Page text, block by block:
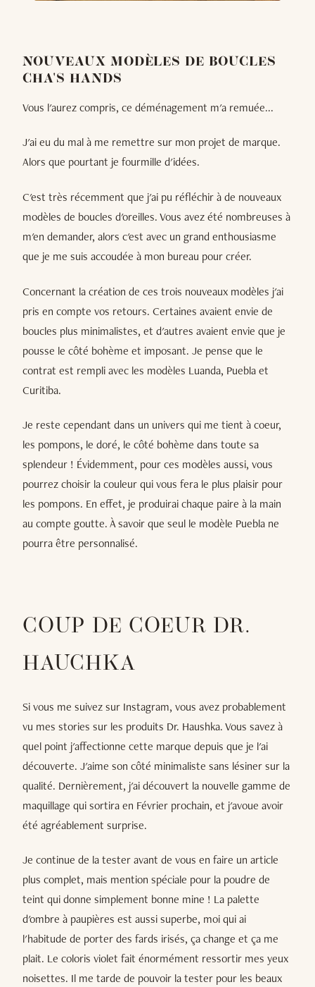
NOUVEAUX MODÈLES DE BOUCLES
CHA'S HANDS
Vous l'aurez compris, ce déménagement m'a remuée...
J'ai eu du mal à me remettre sur mon projet de marque.
Alors que pourtant je fourmille d'idées.
C'est très récemment que j'ai pu réfléchir à de nouveaux
modèles de boucles d'oreilles. Vous avez été nombreuses à
m'en demander, alors c'est avec un grand enthousiasme
que je me suis accoudée à mon bureau pour créer.
Concernant la création de ces trois nouveaux modèles j'ai
pris en compte vos retours. Certaines avaient envie de
boucles plus minimalistes, et d'autres avaient envie que je
pousse le côté bohème et imposant. Je pense que le
contrat est rempli avec les modèles Luanda, Puebla et
Curitiba.
Je reste cependant dans un univers qui me tient à coeur,
les pompons, le doré, le côté bohème dans toute sa
splendeur ! Évidemment, pour ces modèles aussi, vous
pourrez choisir la couleur qui vous fera le plus plaisir pour
les pompons. En effet, je produirai chaque paire à la main
au compte goutte. À savoir que seul le modèle Puebla ne
pourra être personnalisé.
COUP DE COEUR DR.
HAUCHKA
Si vous me suivez sur Instagram, vous avez probablement
vu mes stories sur les produits Dr. Haushka. Vous savez à
quel point j'affectionne cette marque depuis que je l'ai
découverte. J'aime son côté minimaliste sans lésiner sur la
qualité. Dernièrement, j'ai découvert la nouvelle gamme de
maquillage qui sortira en Février prochain, et j'avoue avoir
été agréablement surprise.
Je continue de la tester avant de vous en faire un article
plus complet, mais mention spéciale pour la poudre de
teint qui donne simplement bonne mine ! La palette
d'ombre à paupières est aussi superbe, moi qui ai
l'habitude de porter des fards irisés, ça change et ça me
plait. Le coloris violet fait énormément ressortir mes yeux
noisettes. Il me tarde de pouvoir la tester pour les beaux